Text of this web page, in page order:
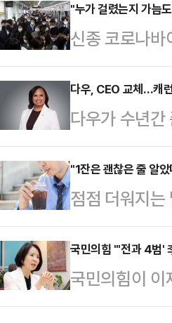
라 조달을 총
삼성SDI 관계
Padilla) AWS
Tyagi) AWS
"누가 걸렸는지 가늠
신종 코로나
적으로 확산
오랜 기간 잠
불린다.16일
공화국에서
국 이상으로
해 들어 급속
취…
다우, CEO 교체…캐
다우가 수년
십 체제 전환
월1일부로 집
카터를 신임
성과 조직 안
이비스 선임
동안 전략과
객, 임직원,…
"1잔은 괜찮은 줄 알
점점 더워지
나 시럽을 넣
결과가 나왔
2024'에 따르
세 이상 성인
국민의힘 "'전과 4범'
국민의힘이
"'전과 4범' 대